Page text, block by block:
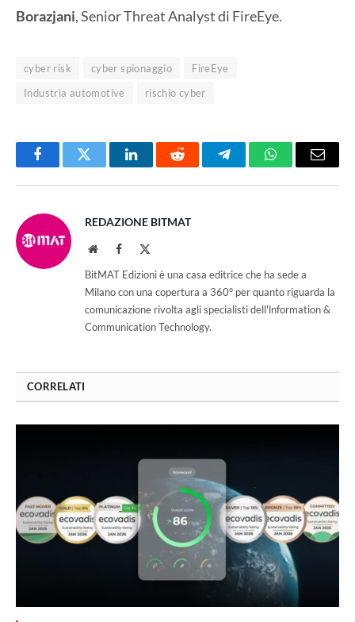
Borazjani, Senior Threat Analyst di FireEye.
cyber risk cyber spionaggio
FireEye
Industria automotive
rischio cyber
FacebookTwitter LinkedInReddit TelegramWhatsAppEmail
REDAZIONE BITMAT
WebsiteFacebook
BitMAT Edizioni è una casa editrice che ha sede a
Milano con una copertura a 360° per quanto riguarda la
comunicazione rivolta agli specialisti dell'lnformation &
Communication Technology.
CORRELATI